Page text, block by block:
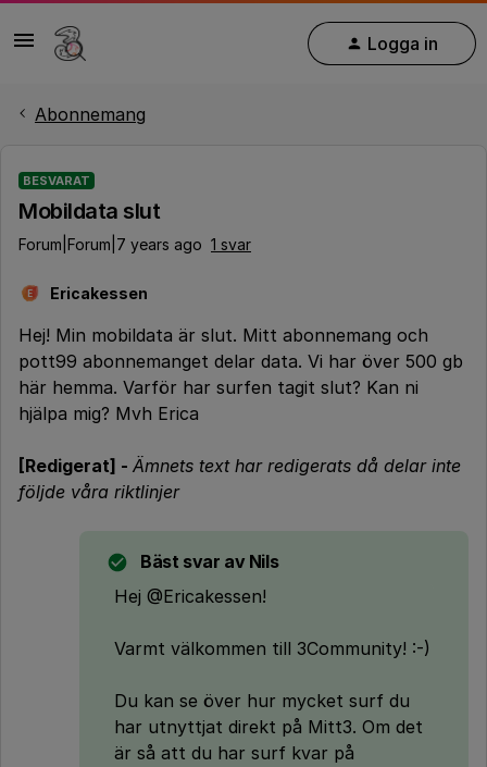
Logga in
Abonnemang
BESVARAT
Mobildata slut
Forum|Forum|7 years ago 1 svar
E Ericakessen
Hej! Min mobildata är slut. Mitt abonnemang och
pott99 abonnemanget delar data. Vi har över 500 gb
här hemma. Varför har surfen tagit slut? Kan ni
hjälpa mig? Mvh Erica
[Redigerat] - Ämnets text har redigerats då delar inte
följde våra riktlinjer
Bäst svar av Nils
Hej @Ericakessen!
Varmt välkommen till 3Community! :-)
Du kan se över hur mycket surf du
har utnyttjat direkt på Mitt3. Om det
är så att du har surf kvar på